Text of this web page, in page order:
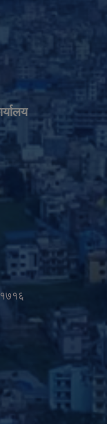
कार्यालय